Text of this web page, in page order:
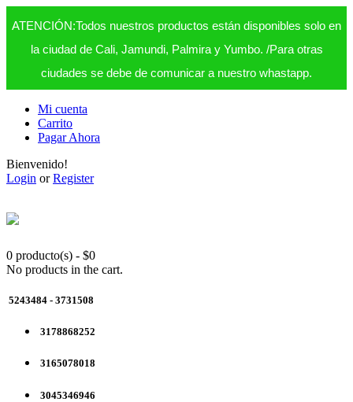
ATENCIÓN:Todos nuestros productos están disponibles solo en
la ciudad de Cali, Jamundi, Palmira y Yumbo. /Para otras
ciudades se debe de comunicar a nuestro whastapp.
Mi cuenta
Carrito
Pagar Ahora
Bienvenido!
Login orRegister
0 producto(s) - $0
No products in the cart.
5243484 - 3731508
3178868252
3165078018
3045346946